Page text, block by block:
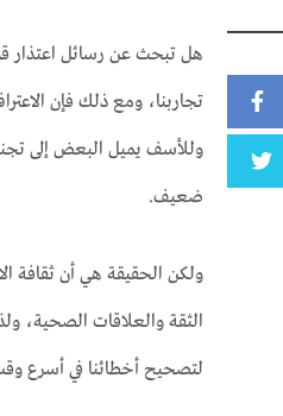
هل تبحث عن رسائل اعتذار
تجاربنا، ومع ذلك فإن
وللأسف يميل البعض إلى
ضعيف.
ولكن الحقيقة هي أن ثقافة
الثقة والعلاقات الصحية،
لتصحيح أخطائنا في أسرع